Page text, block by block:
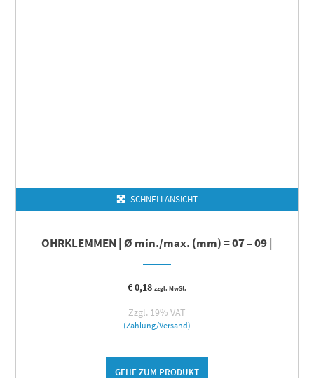
SCHNELLANSICHT
OHRKLEMMEN | Ø min./max. (mm) = 07 – 09 |
€0,18 zzgl. MwSt.
Zzgl. 19% VAT
(Zahlung/Versand)
GEHE ZUM PRODUKT